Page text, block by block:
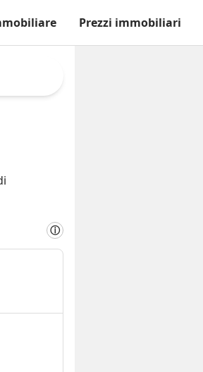
Prezzi immobiliari
ⓘ